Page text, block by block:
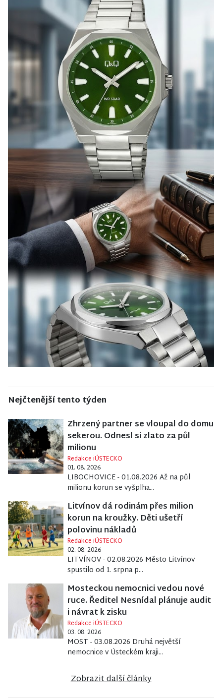
Nejčtenější tento týden
Zhrzený partner se vloupal do domu
sekerou. Odnesl si zlato za půl
milionu
Redakce iÚSTECKO
01. 08. 2026
LIBOCHOVICE - 01.08.2026 Až na půl
milionu korun se vyšplha...
Litvínov dá rodinám přes milion
korun na kroužky. Děti ušetří
polovinu nákladů
Redakce iÚSTECKO
02. 08. 2026
LITVÍNOV - 02.08.2026 Město Litvínov
spustilo od 1. srpna p...
Mosteckou nemocnici vedou nové
ruce. Ředitel Nesnídal plánuje audit
i návrat k zisku
Redakce iÚSTECKO
03. 08. 2026
MOST - 03.08.2026 Druhá největší
nemocnice v Ústeckém kraji...
Zobrazit další články